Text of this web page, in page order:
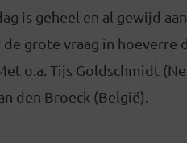
is geheel en al gewijd
grote vraag in hoeverre
o.a. Tijs Goldschmidt
den Broeck (België).